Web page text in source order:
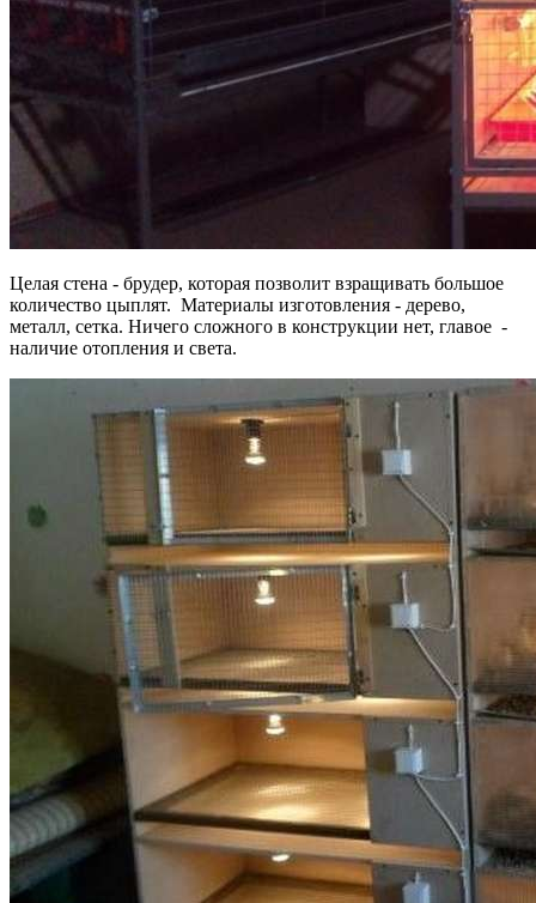
Целая стена - брудер, которая позволит взращивать большое
количество цыплят. Материалы изготовления - дерево,
металл, сетка. Ничего сложного в конструкции нет, главое -
наличие отопления и света.